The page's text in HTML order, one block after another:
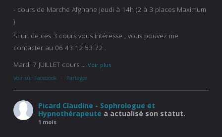
- cours de Marche Afghane Jeudi à 14h (2 à 3 places Maximum
)
Si un de ces 3 cours vous intéresse , vous pouvez me
contacter au 06 43 12 53 72 .
Mardi 7 JUILLET cours ... Voir plus
Voir sur Facebook
· Partager
Picard Claudine - Sophrologue et
Hypnothérapeute a actualisé son statut.
1 mois